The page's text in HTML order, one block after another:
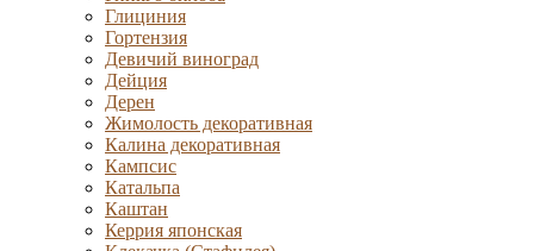
Глициния
Гортензия
Девичий виноград
Дейция
Дерен
Жимолость декоративная
Калина декоративная
Кампсис
Катальпа
Каштан
Керрия японская